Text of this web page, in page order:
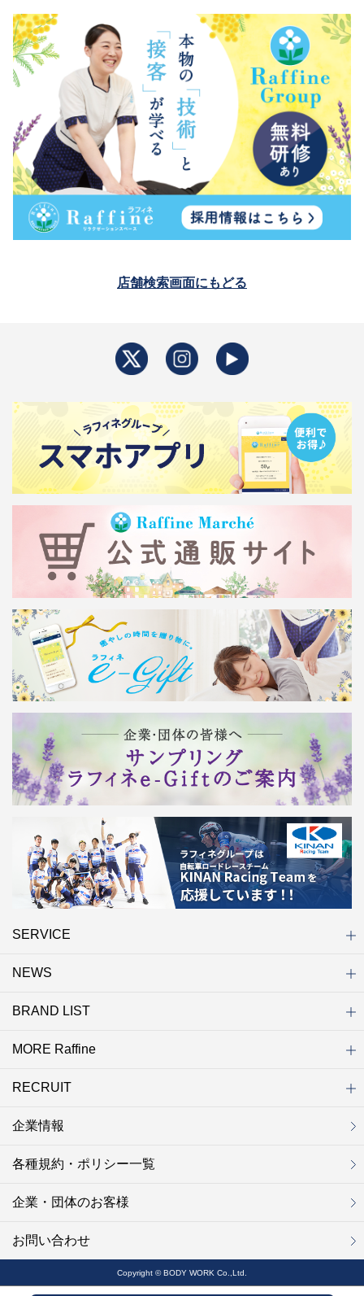
店舗検索画面にもどる
SERVICE
初めての方へ
店舗検索
キャンペーン
ラフィネ マルシェ（通販サイト）
WEB予約
よくある質問（Q&A）
サイトマップ
NEWS
ニュース一覧
お知らせ
オープン
クローズ
リニューアル
その他
BRAND LIST
ブランド一覧
ラフィネ
グランラフィネ
バダンバルー
ラフィネプリュス
プチラフィネ
整体ナチュラルボディ
トータルセラピー
フットデザイン
REFLE（リフレ）
Raffine TOKYO
ラフィネ ランニングスタイル
MORE Raffine
MORE Raffine
ラフィネのこだわり
ラフィネのひみつ
お得で便利なサービス
ラフィネギフト
ラフィネグループアスリート
RECRUIT
セラピスト採用
新卒採用
研修サイト
NOWON!!
企業情報
各種規約・ポリシー一覧
企業・団体のお客様
お問い合わせ
Copyright © BODY WORK Co.,Ltd.